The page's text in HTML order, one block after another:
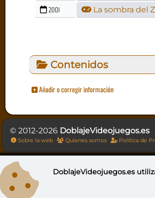
2001 La sombra del
Contenidos
Añadir o corregir información
© 2012-2026 DoblajeVideojuegos.es
Sobre la web Quienes somos Política de
DoblajeVideojuegos.es